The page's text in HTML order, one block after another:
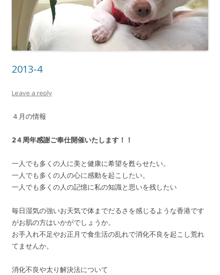
2013-4
Leave a reply
４月の情報
2４周年感謝ご奉仕開催いたします！！
一人でも多くの人に美と健康に希望を甦らせたい。
一人でも多くの人の心に感動を起こしたい。
一人でも多くの人の記憶に私の知識と思いを残したい
毎日湿気の強いお天気で体までだるさを感じるような香港です
がお肌の方はいかがでしょうか。
お手入れ不足やお正月で食生活の乱れで消化不良を起こし荒れ
てませんか。
消化不良や太り解決法について